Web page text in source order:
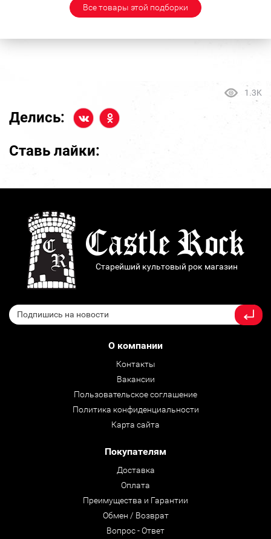
Все товары этой подборки
1.3K
Делись:
Ставь лайки:
Старейший культовый рок магазин
О компании
Контакты
Вакансии
Пользовательское соглашение
Политика конфиденциальности
Карта сайта
Покупателям
Доставка
Оплата
Преимущества и Гарантии
Обмен / Возврат
Вопрос - Ответ